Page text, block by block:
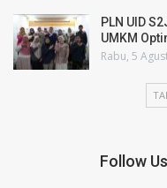
PLN UID
UMKM
Rabu, 5
Follow Us